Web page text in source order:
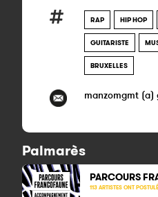
RAP HIP HOP
GUITARISTE
BRUXELLES
manzomgmt (a)
Palmarès
PARCOURS
113 ARTISTES ONT POSTULÉ